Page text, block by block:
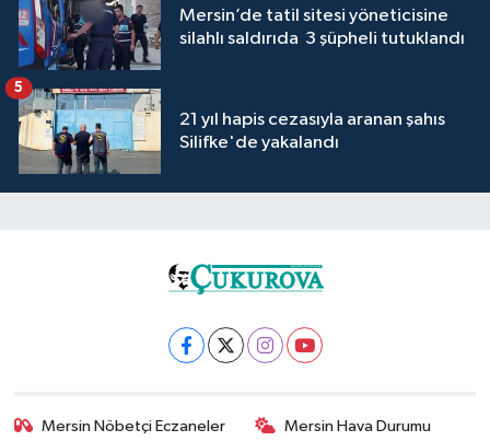
Mersin’de tatil sitesi yöneticisine
silahlı saldırıda 3 şüpheli tutuklandı
21 yıl hapis cezasıyla aranan şahıs
Silifke'de yakalandı
5
Mersin Nöbetçi Eczaneler Mersin Hava Durumu